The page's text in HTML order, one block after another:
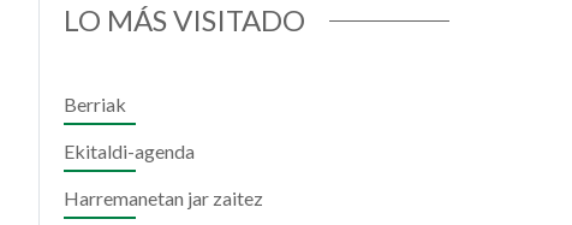
LO MÁS VISITADO
Berriak
Ekitaldi-agenda
Harremanetan jar zaitez